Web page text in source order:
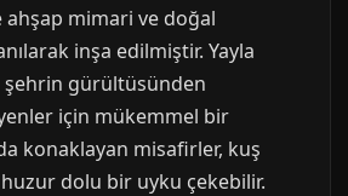
ahşap mimari ve doğal
inşa edilmiştir. Yayla
şehrin gürültüsünden
için mükemmel bir
konaklayan misafirler, kuş
dolu bir uyku çekebilir.